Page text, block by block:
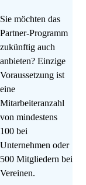
Sie möchten das
Partner-Programm
zukünftig auch
anbieten? Einzige
Voraussetzung ist
eine
Mitarbeiteranzahl
von mindestens
100 bei
Unternehmen oder
500 Mitgliedern bei
Vereinen.